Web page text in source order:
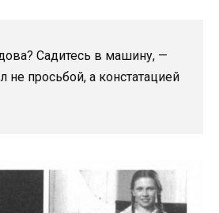
Садитесь в машину, —
не просьбой, а констатацией